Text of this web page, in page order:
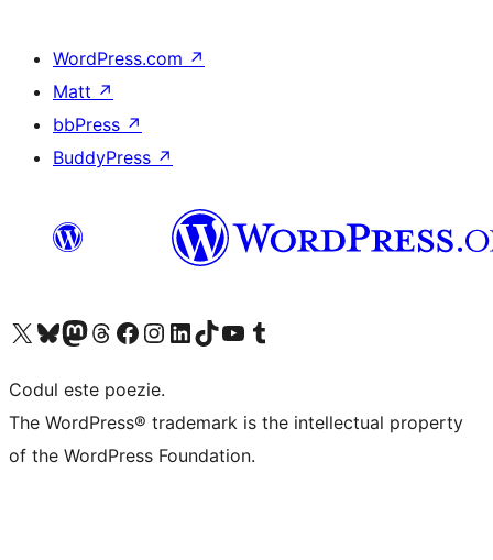
WordPress.com ↗
Matt ↗
bbPress ↗
BuddyPress ↗
Mergi la contul nostru X (fost Twitter)
Vizitează contul nostru Bluesky
Vizitează contul nostru Mastodon
Vizitează contul nostru Threads
Vizitează pagina noastră Facebook
Vizitează-ne pe Instagram
Vizitează-ne pe LinkedIn
Vizitează contul nostru TikTok
Vizitează canalul nostru YouTube
Vizitează contul nostru Tumblr
Codul este poezie.
The WordPress® trademark is the intellectual property
of the WordPress Foundation.